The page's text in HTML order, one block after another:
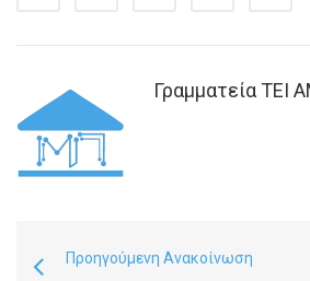
Γραμματεία ΤΕΙ
Προηγούμενη Ανακοίνωση